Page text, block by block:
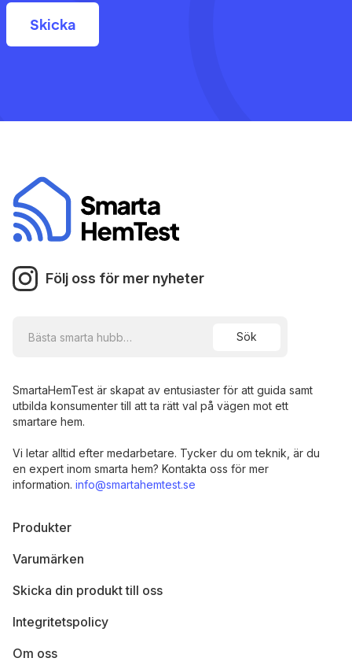
Produkter
Varumärken
Skicka din produkt till oss
Integritetspolicy
Om oss
Följ oss för mer nyheter
SmartaHemTest är skapat av entusiaster för att guida samt
utbilda konsumenter till att ta rätt val på vägen mot ett
smartare hem.
Vi letar alltid efter medarbetare. Tycker du om teknik, är du
en expert inom smarta hem? Kontakta oss för mer
information. info@smartahemtest.se